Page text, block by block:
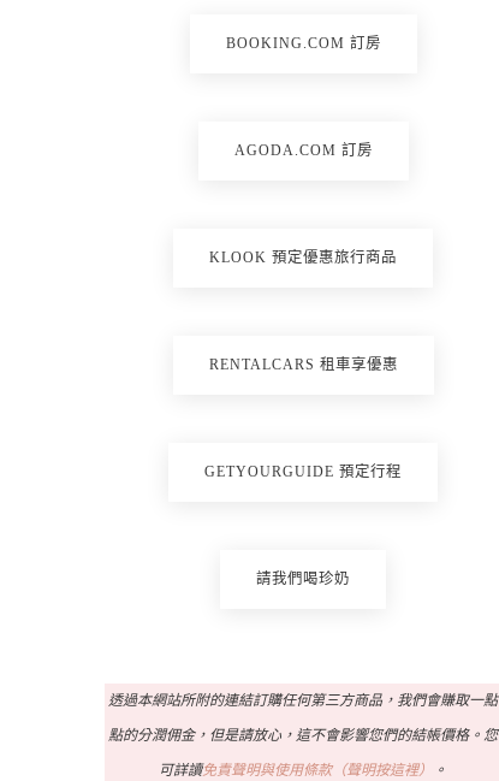
BOOKING.COM 訂房
AGODA.COM 訂房
KLOOK 預定優惠旅行商品
RENTALCARS 租車享優惠
GETYOURGUIDE 預定行程
請我們喝珍奶
透過本網站所附的連結訂購任何第三方商品，我們會賺取一點
點的分潤佣金，但是請放心，這不會影響您們的結帳價格。您
可詳讀免責聲明與使用條款（聲明按這裡） 。